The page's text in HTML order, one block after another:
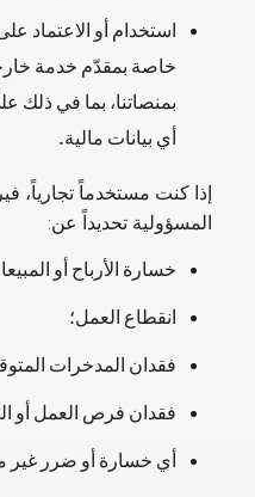
استخدام أو الاعتماد
خاصة بمقدّم خدمة
بمنصاتنا، بما في ذلك
أي بيانات مالية.
إذا كنت مستخدماً تجارياً،
المسؤولية تحديداً عن:
خسارة الأرباح أو
انقطاع العمل؛
فقدان المدخرات
فقدان فرص العمل أو
أي خسارة أو ضرر غير